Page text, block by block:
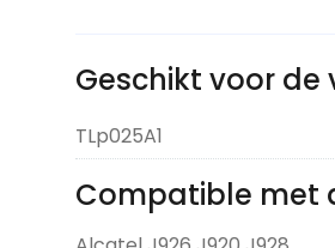
Geschikt voor
TLp025A1
Compatible met